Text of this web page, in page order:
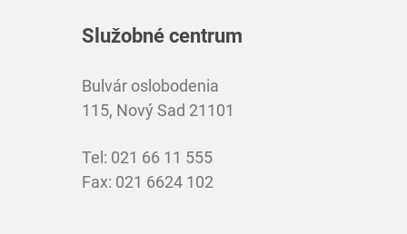
Služobné centrum
Bulvár oslobodenia
115, Nový Sad 21101
Tel: 021 66 11 555
Fax: 021 6624 102